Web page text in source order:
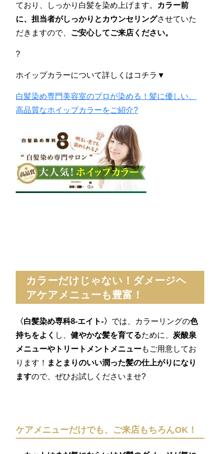
ており、しっかり白髪を染め上げます。 カラー前
に、担当者がしっかりとカウンセリングさせていた
だきますので、 ご安心してご来店ください。
?
ホイップカラーについて詳しくはコチラ▼
白髪染め専門美容室のプロが染める！髪に優しい、
高品質なホイップカラーをご紹介?
カラーだけじゃない！ダメージヘ
アケアメニューも豊富！
〈白髪染め専科8-エイト-〉 では、カラーリングの色
持ちをよく し、健やかな髪を育てるために、炭酸泉
メニューやトリートメントメニューもご用意してお
ります！ まとまりのいい潤った髪の仕上がりになり
ますので、ぜひお試しくださいませ?
ケアメニューだけでも、ご来店もちろんOK！